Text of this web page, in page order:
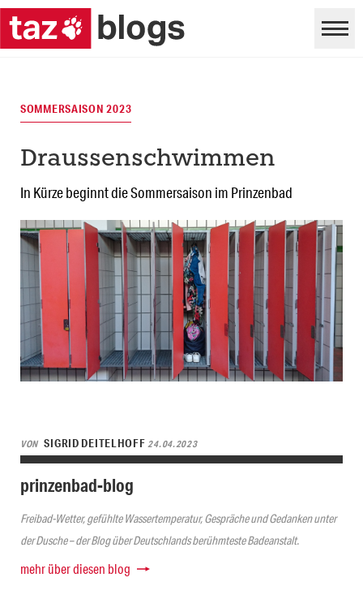
SOMMERSAISON 2023
Draussenschwimmen
In Kürze beginnt die Sommersaison im Prinzenbad
VON SIGRID DEITELHOFF24.04.2023
prinzenbad-blog
Freibad-Wetter, gefühlte Wassertemperatur, Gespräche und Gedanken unter
der Dusche – der Blog über Deutschlands berühmteste Badeanstalt.
mehr über diesen blog